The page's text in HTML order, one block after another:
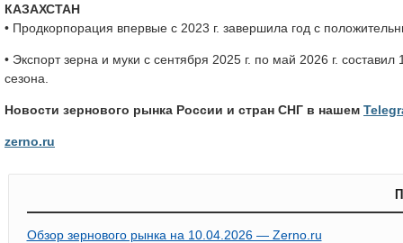
КАЗАХСТАН
• Продкорпорация впервые с 2023 г. завершила год с
• Экспорт зерна и муки с сентября 2025 г. по май 2026 г.
сезона.
Новости зернового рынка России и стран СНГ в нашем
zerno.ru
Обзор зернового рынка на 10.04.2026 — Zerno.ru